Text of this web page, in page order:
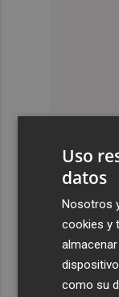
Uso
datos
Nosotros
cookies y
como su